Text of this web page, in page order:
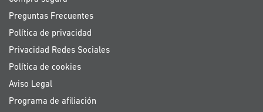
Preguntas Frecuentes
Política de privacidad
Privacidad Redes Sociales
Política de cookies
Aviso Legal
Programa de afiliación